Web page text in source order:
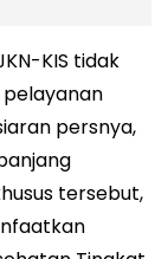
KIS tidak
persnya,
tersebut,